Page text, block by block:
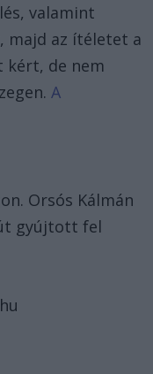
valamint
majd az ítéletet a
kért, de nem
A
Orsós Kálmán
gyújtott fel